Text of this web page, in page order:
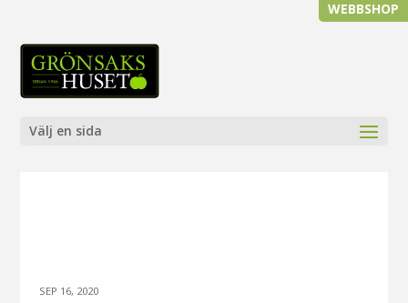
WEBBSHOP
Välj en sida
SEP 16, 2020